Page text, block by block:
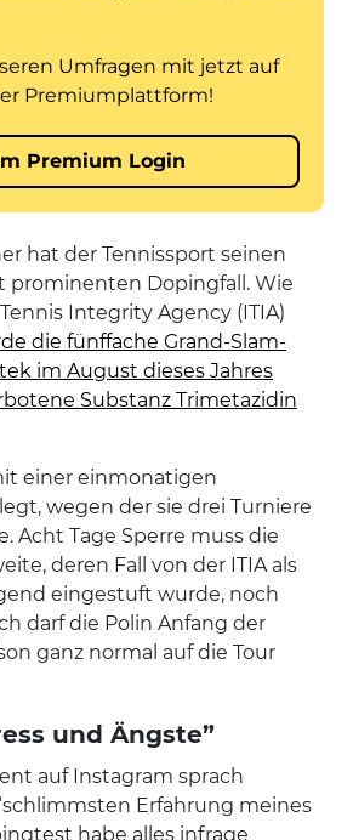
hat der Tennissport seinen
prominenten Dopingfall. Wie
Integrity Agency (ITIA)
die fünffache Grand-Slam-
im August dieses Jahres
Substanz Trimetazidin
einer einmonatigen
wegen der sie drei Turniere
Acht Tage Sperre muss die
deren Fall von der ITIA als
eingestuft wurde, noch
darf die Polin Anfang der
ganz normal auf die Tour
und Ängste”
auf Instagram sprach
Erfahrung meines
habe alles infrage